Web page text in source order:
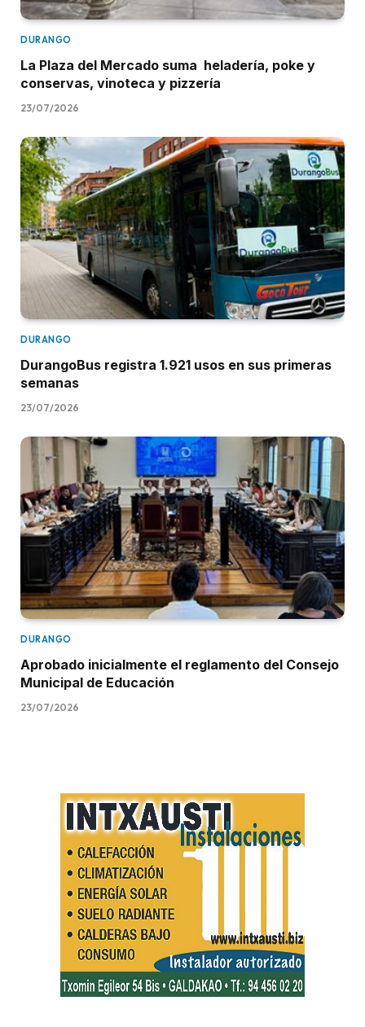
DURANGO
La Plaza del Mercado suma heladería, poke y
conservas, vinoteca y pizzería
23/07/2026
DURANGO
DurangoBus registra 1.921 usos en sus primeras
semanas
23/07/2026
DURANGO
Aprobado inicialmente el reglamento del Consejo
Municipal de Educación
23/07/2026